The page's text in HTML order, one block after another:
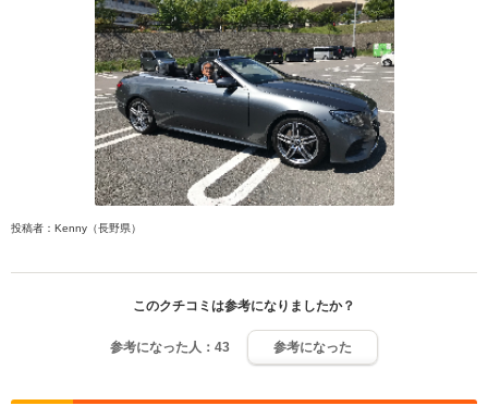
投稿者：Kenny（長野県）
このクチコミは参考になりましたか？
参考になった人： 43 参考になった